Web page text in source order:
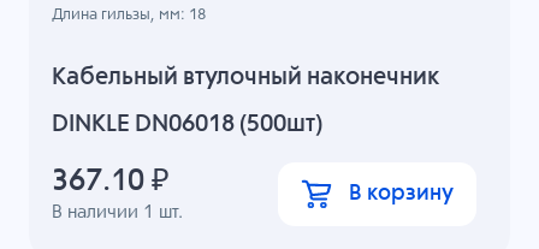
Кабельный втулочный наконечник
DINKLE DN06018 (500шт)
В наличии 1 шт.
Длина гильзы, мм: 18
367.10 ₽ В корзину